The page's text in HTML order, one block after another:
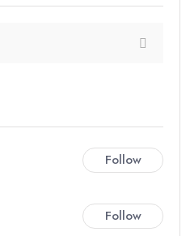
Follow
Follow